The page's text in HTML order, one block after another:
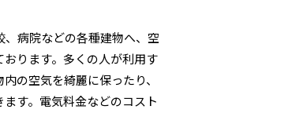
病院などの各種建物へ、空
ります。多くの人が利用す
の空気を綺麗に保ったり、
す。電気料金などのコスト